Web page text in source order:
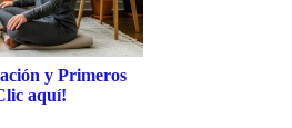
y Primeros
aquí!